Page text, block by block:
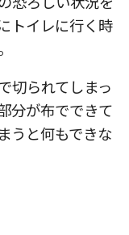
トイレに行く時
切られてしまっ
分が布でできて
うと何もできな